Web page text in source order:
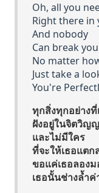
Oh, all you
Right there in
And nobody
Can break
No matter
Just take a
You're
ทุกสิ่งทุกอย่าง
ฝังอยู่ในจิตวิญ
และไม่มีใคร
ที่จะให้เธอแตก
ขอแค่เธอลองม
เธอนั้นช่างล้ำค่